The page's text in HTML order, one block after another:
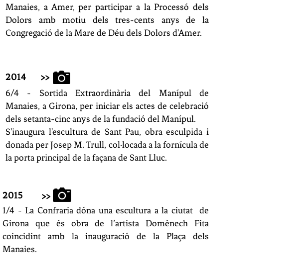
2014 >>
6/4 - Sortida Extraordinària del Manípul de
Manaies,a Girona, per iniciar els actes de celebració
dels setanta-cinc anys de la fundació del Manípul.
S'inaugura l'escultura de Sant Pau, obra esculpida i
donada per Josep M. Trull, col·locada a la fornícula de
la porta principal de la façana de Sant Lluc.
Manaies, a Amer, per participar a la Processó dels
Dolors amb motiu dels tres-cents anys de la
Congregació de la Mare de Déu dels Dolors d'Amer.
2015
>>
1/4 - La Confraria dóna una escultura a la ciutat de
Girona que és obra de l’artista Domènech Fita
coincidint amb la inauguració de la Plaça dels
Manaies.